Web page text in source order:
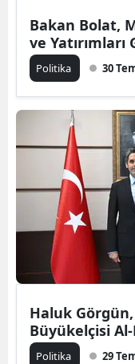
Bakan Bolat,
ve Yatırımları
Politika 30
Haluk
Büyükelçisi
Politika 29